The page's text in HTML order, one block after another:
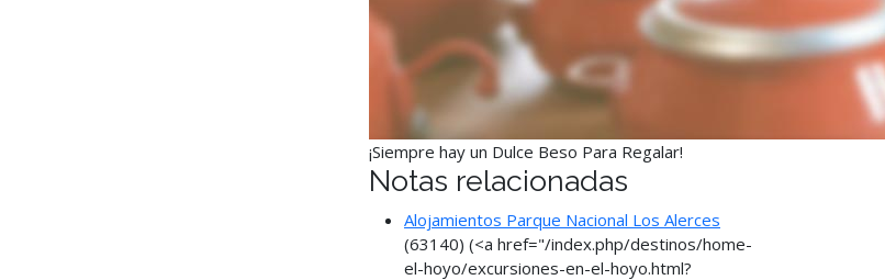
¡Siempre hay un Dulce Beso Para Regalar!
Notas relacionadas
Alojamientos Parque Nacional Los Alerces
(63140) (<a href="/index.php/destinos/home-
el-hoyo/excursiones-en-el-hoyo.html?